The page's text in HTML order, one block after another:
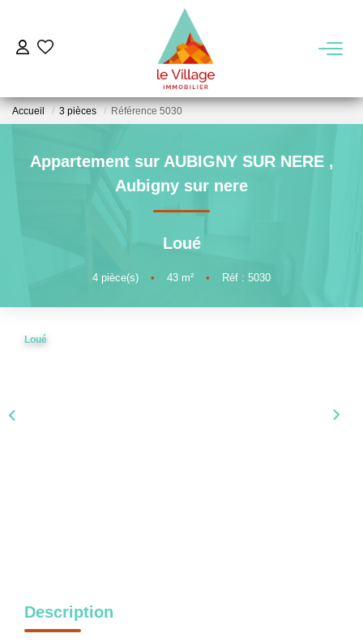
VENTE
GESTION
Accueil 3 pièces Référence 5030
Appartement sur AUBIGNY SUR NERE ,
Aubigny sur nere
Loué
4 pièce(s) • 43 m² • Réf : 5030
Loué
Description